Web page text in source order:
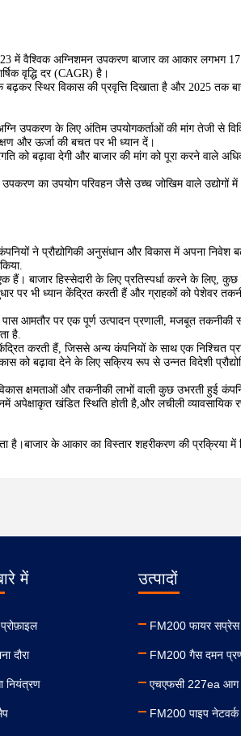
में वैश्विक अग्निशमन उपकरण बाजार का आकार लगभग
वृद्धि दर (CAGR) है।
स्थिर विकास की प्रवृत्ति दिखाता है और 2025
उपकरण के लिए अंतिम उपयोगकर्ताओं की मांग तेजी से
और ऊर्जा की बचत पर भी ध्यान दें।
को बढ़ावा देगी और बाजार की मांग को पूरा करने वाले
का उपयोग परिवहन जैसे उच्च जोखिम वाले उद्योगों
ने प्रौद्योगिकी अनुसंधान और विकास में अपना निवेश
हैं। बाजार हिस्सेदारी के लिए प्रतिस्पर्धा करने के लिए,
पर भी ध्यान केंद्रित करती हैं और ग्राहकों को पेशेवर
आमतौर पर एक पूर्ण उत्पादन प्रणाली, मजबूत तकनीकी
है.
करती हैं, जिससे अन्य कंपनियों के साथ एक निश्चित
को बढ़ावा देने के लिए सक्रिय रूप से उन्नत विदेशी
क्षमताओं और तकनीकी लाभों वाली कुछ उभरती हुई
अपेक्षाकृत खंडित स्थिति होती है,और लचीली व्यावसायिक
है।बाजार के आकार का विस्तार शहरीकरण की प्रक्रिया में
में
दौरा
नियंत्रण
उत्पादों
FM200 फायर सप्रेस
FM200 गैस दमन
एचएफसी 227ea आग
FM200 पाइप नेटवर्क